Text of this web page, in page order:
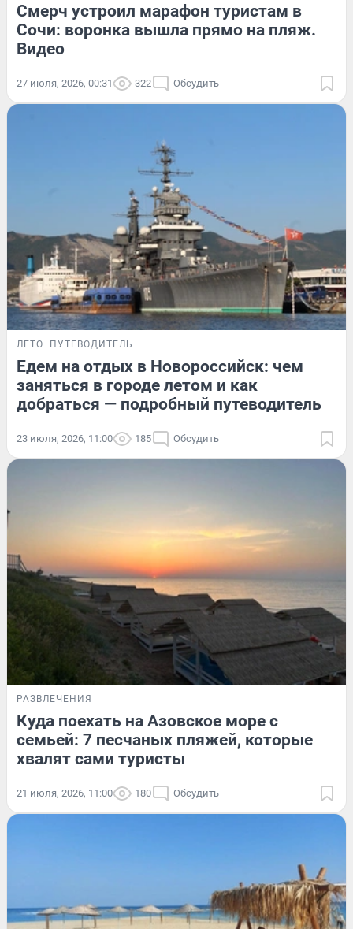
Смерч устроил марафон туристам в
Сочи: воронка вышла прямо на пляж.
Видео
27 июля, 2026, 00:31 322 Обсудить
ЛЕТО ПУТЕВОДИТЕЛЬ
Едем на отдых в Новороссийск: чем
заняться в городе летом и как
добраться — подробный путеводитель
23 июля, 2026, 11:00 185 Обсудить
РАЗВЛЕЧЕНИЯ
Куда поехать на Азовское море с
семьей: 7 песчаных пляжей, которые
хвалят сами туристы
21 июля, 2026, 11:00 180 Обсудить